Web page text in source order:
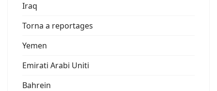
Iraq
Torna a reportages
Yemen
Emirati Arabi Uniti
Bahrein